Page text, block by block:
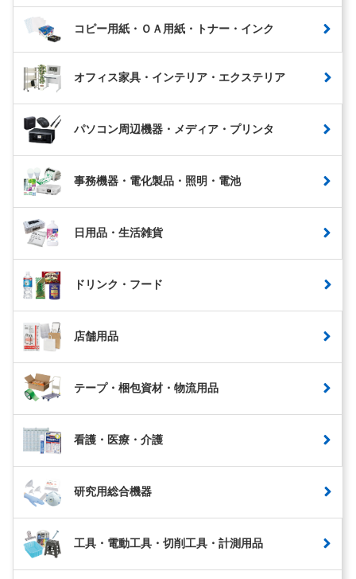
コピー用紙・ＯＡ用紙・トナー・インク
オフィス家具・インテリア・エクステリア
パソコン周辺機器・メディア・プリンタ
事務機器・電化製品・照明・電池
日用品・生活雑貨
ドリンク・フード
店舗用品
テープ・梱包資材・物流用品
看護・医療・介護
研究用総合機器
工具・電動工具・切削工具・計測用品